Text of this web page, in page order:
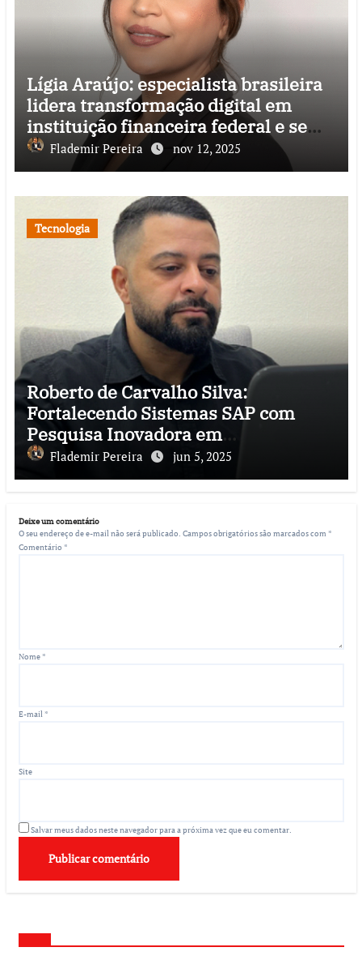
Lígia Araújo: especialista brasileira
lidera transformação digital em
instituição financeira federal e se
destaca pela inovação de impacto
nacional
Flademir Pereira nov 12, 2025
Tecnologia
Roberto de Carvalho Silva:
Fortalecendo Sistemas SAP com
Pesquisa Inovadora em
Cibersegurança
Flademir Pereira jun 5, 2025
Deixe um comentário
O seu endereço de e-mail não será publicado. Campos obrigatórios são marcados com *
Comentário *
Nome*
E-mail*
Site
Salvar meus dados neste navegador para a próxima vez que eu comentar.